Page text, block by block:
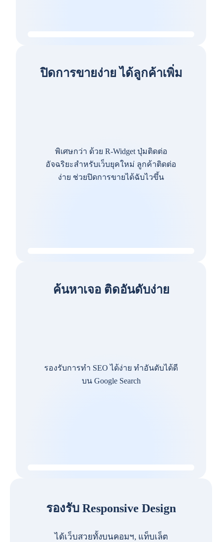
ปิดการขายง่าย ได้ลูกค้าเพิ่ม
พิเศษกว่า ด้วย R-Widget ปุ่มติดต่อ
อัจฉริยะสำหรับเว็บยุคใหม่ ลูกค้าติดต่อ
ง่าย ช่วยปิดการขายได้ฉับไวขึ้น
ค้นหาเจอ ติดอันดับง่าย
รองรับการทำ SEO ได้ง่าย ทำอันดับได้ดี
บน Google Search
รองรับ Responsive Design
ได้เว็บสวยทั้งบนคอมฯ, แท็บเล็ต